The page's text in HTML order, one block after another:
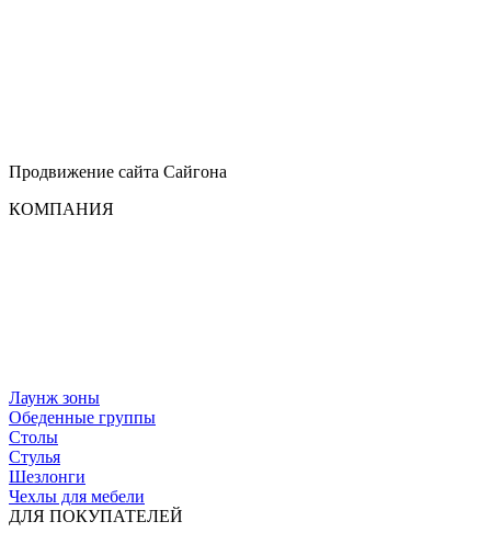
Продвижение сайта Сайгона
КОМПАНИЯ
Лаунж зоны
Обеденные группы
Столы
Стулья
Шезлонги
Чехлы для мебели
ДЛЯ ПОКУПАТЕЛЕЙ